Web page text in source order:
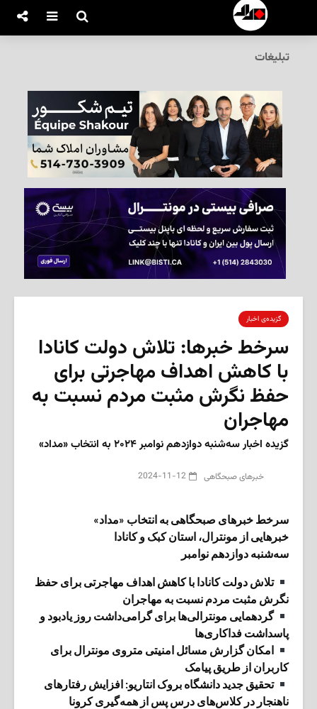
تبلیغات
گزیده‌ی‌ اخبار
سرخط خبرها: تلاش دولت کانادا
با کاهش اهداف مهاجرتی برای
حفظ نگرش مثبت مردم نسبت به
مهاجران
گزیده‌ اخبار سه‌شنبه دوازدهم نوامبر ۲۰۲۴ به انتخاب «مداد»
‌خبرهای صبحگاهی 2024-11-12
سرخط خبرهای صبحگاهی به انتخاب «مداد»
خبرهایی از مونترال، استان کبک و کانادا
سه‌شنبه دوازدهم نوامبر
تلاش دولت کانادا با کاهش اهداف مهاجرتی برای حفظ
نگرش مثبت مردم نسبت به مهاجران
گردهمایی مونترالی‌ها برای گرامی‌داشت روز یادبود و
پاسداشت فداکاری‌ها
امکان گزارش مسائل امنیتی متروی مونترال برای
کاربران از طریق پیامک
تحقیق جدید دانشگاه بروک انتاریو: افزایش رفتارهای
ناهنجار در کلاس‌های درس پس از همه‌گیری کرونا